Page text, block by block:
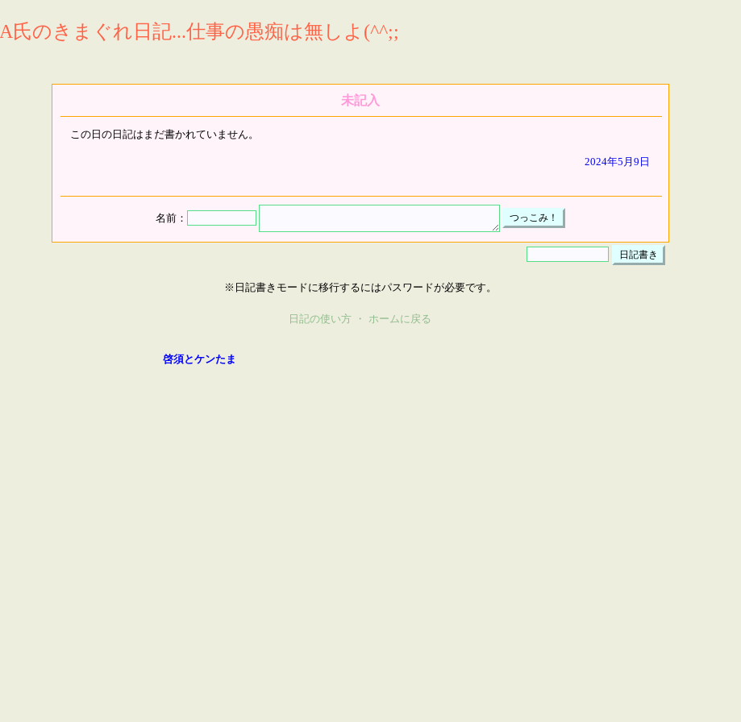
A氏のきまぐれ日記...仕事の愚痴は無しよ(^^;;
未記入
この日の日記はまだ書かれていません。
2024年5月9日
名前：
※日記書きモードに移行するにはパスワードが必要です。
日記の使い方 ・ ホームに戻る
啓須とケンたま